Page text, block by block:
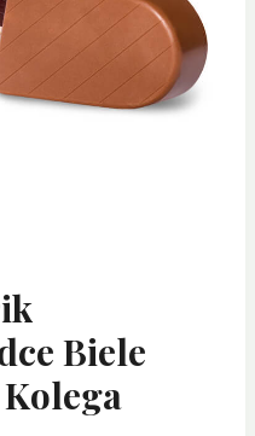
Biele